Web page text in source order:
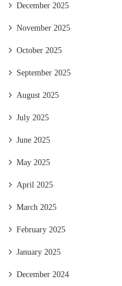
December 2025
November 2025
October 2025
September 2025
August 2025
July 2025
June 2025
May 2025
April 2025
March 2025
February 2025
January 2025
December 2024